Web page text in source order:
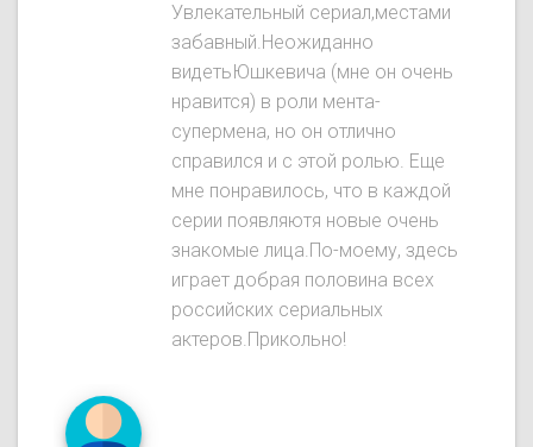
Увлекательный сериал,местами
забавный.Неожиданно
видетьЮшкевича (мне он очень
нравится) в роли мента-
супермена, но он отлично
справился и с этой ролью. Еще
мне понравилось, что в каждой
серии появляютя новые очень
знакомые лица.По-моему, здесь
играет добрая половина всех
российских сериальных
актеров.Прикольно!